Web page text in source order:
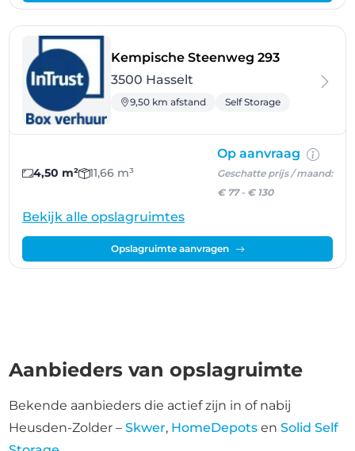
Kempische Steenweg 293- Hasselt
3500 Hasselt
9,50 km afstand Self Storage
4,50 m² 11,66 m³
Op aanvraag
Geschatte prijs / maand:
€ 77- € 130
Bekijk alle opslagruimtes
Opslagruimte aanvragen
Aanbieders van opslagruimte
Bekende aanbieders die actief zijn in of nabij
Heusden-Zolder –Skwer, HomeDepots enSolid Self